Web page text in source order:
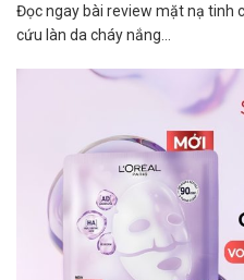
Đọc ngay bài review mặt nạ tinh
cứu làn da cháy nắng...